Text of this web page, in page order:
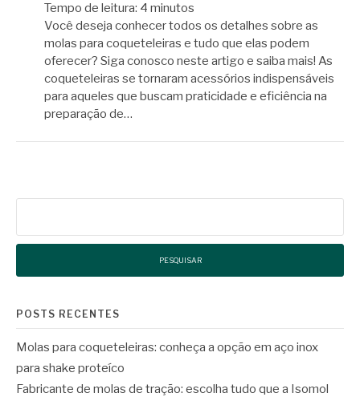
Tempo de leitura: 4 minutos
Você deseja conhecer todos os detalhes sobre as
molas para coqueteleiras e tudo que elas podem
oferecer? Siga conosco neste artigo e saiba mais! As
coqueteleiras se tornaram acessórios indispensáveis
para aqueles que buscam praticidade e eficiência na
preparação de…
POSTS RECENTES
Molas para coqueteleiras: conheça a opção em aço inox
para shake proteíco
Fabricante de molas de tração: escolha tudo que a Isomol